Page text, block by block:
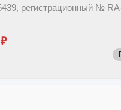
регистрационный №
₽